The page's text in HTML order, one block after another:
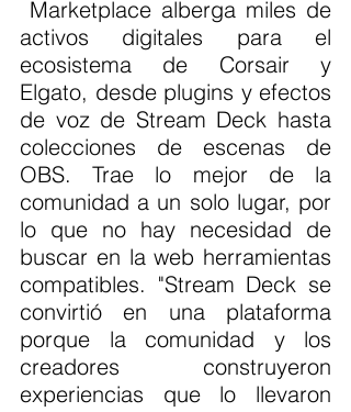
activos digitales para el
ecosistema de Corsair y
Elgato, desde plugins y efectos
de voz de Stream Deck hasta
colecciones de escenas de
OBS. Trae lo mejor de la
comunidad a un solo lugar, por
lo que no hay necesidad de
buscar en la web herramientas
compatibles. "Stream Deck se
convirtió en una plataforma
porque la comunidad y los
creadores construyeron
experiencias que lo llevaron